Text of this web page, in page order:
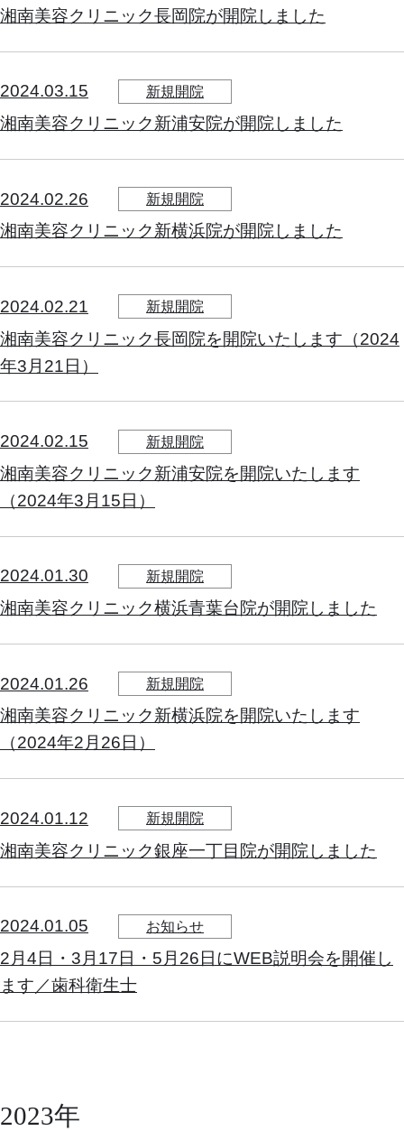
湘南美容クリニック長岡院が開院しました
2024.03.15 新規開院
湘南美容クリニック新浦安院が開院しました
2024.02.26 新規開院
湘南美容クリニック新横浜院が開院しました
2024.02.21 新規開院
湘南美容クリニック長岡院を開院いたします（2024
年3月21日）
2024.02.15 新規開院
湘南美容クリニック新浦安院を開院いたします
（2024年3月15日）
2024.01.30 新規開院
湘南美容クリニック横浜青葉台院が開院しました
2024.01.26 新規開院
湘南美容クリニック新横浜院を開院いたします
（2024年2月26日）
2024.01.12 新規開院
湘南美容クリニック銀座一丁目院が開院しました
2024.01.05 お知らせ
2月4日・3月17日・5月26日にWEB説明会を開催し
ます／歯科衛生士
2023年